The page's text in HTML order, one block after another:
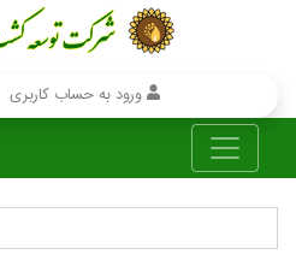
ورود به حساب کاربری